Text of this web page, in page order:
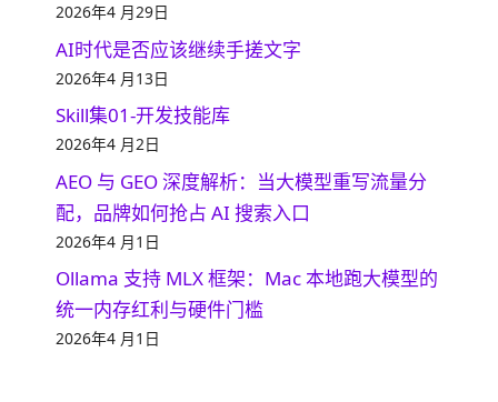
2026年4 月29日
AI时代是否应该继续手搓文字
2026年4 月13日
Skill集01-开发技能库
2026年4 月2日
AEO 与 GEO 深度解析：当大模型重写流量分
配，品牌如何抢占 AI 搜索入口
2026年4 月1日
Ollama 支持 MLX 框架：Mac 本地跑大模型的
统一内存红利与硬件门槛
2026年4 月1日